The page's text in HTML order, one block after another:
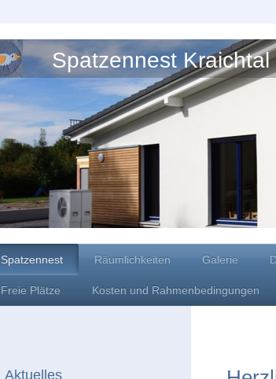
Spatzennest
Spatzennest Räumlichkeiten Galerie
Freie Plätze Kosten und Rahmenbedingungen
Aktuelles